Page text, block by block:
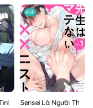
Tai Ương
MỚI
Sensei Là Người Thích